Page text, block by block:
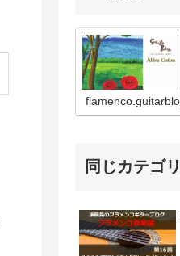
同じカテゴ